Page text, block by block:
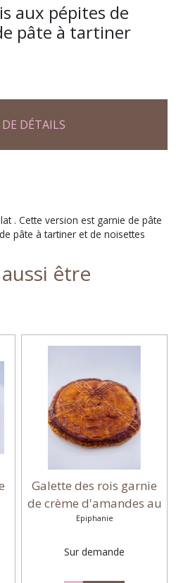
aux pépites de
pâte à tartiner
DÉTAILS
. Cette version est garnie de pâte
pâte à tartiner et de noisettes
être
Galette des rois garnie
de crème d'amandes au
chocolat
Epiphanie
Sur demande